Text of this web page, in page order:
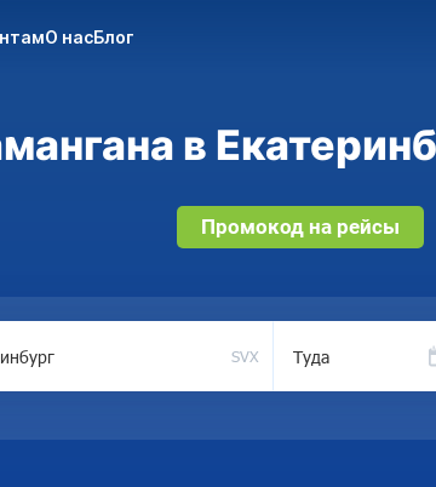
О насБлог
в
Промокод на рейсы
SVX Туда